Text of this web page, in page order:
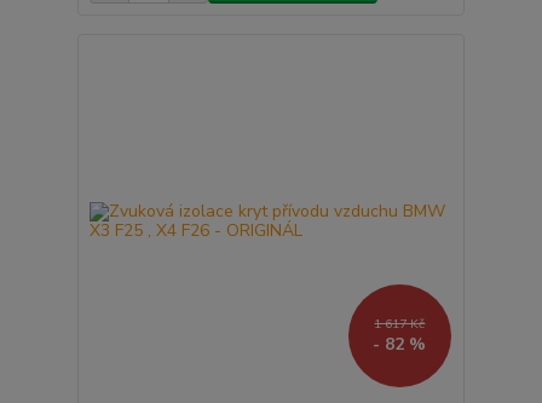
1 617 Kč
- 82 %